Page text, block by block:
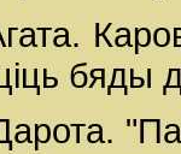
бяды